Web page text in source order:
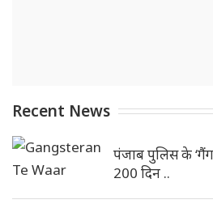
Recent News
पंजाब पुलिस के
200 दिन ..